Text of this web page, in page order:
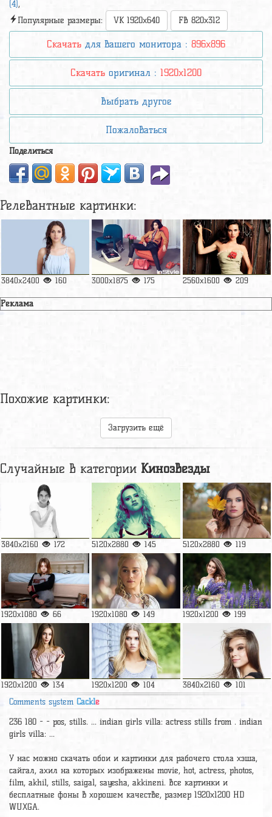
(4),
Популярные размеры:
VK 1920x640 FB 820x312
Скачать для вашего монитора : 896x896
Скачать оригинал : 1920x1200
Выбрать другое
Пожаловаться
Поделиться
Релевантные картинки:
3840x2400 160 3000x1875 175 2560x1600 209
Реклама
Похожие картинки:
Загрузить ещё
Случайные в категории Кинозвезды
3840x2160 172 5120x2880 145 5120x2880 119
1920x1080 66 1920x1080 149 1920x1200 199
1920x1200 134 1920x1200 104 3840x2160 101
Comments system Cackle
236 180 - - pos, stills. ... indian girls villa: actress stills from . indian
girls villa: ...
У нас можно скачать обои и картинки для рабочего стола хэша,
сайгал, ахил на которых изображены movie, hot, actress, photos,
film, akhil, stills, saigal, sayesha, akkineni. Все картинки и
бесплатные фоны в хорошем качестве, размер 1920x1200 HD
WUXGA.